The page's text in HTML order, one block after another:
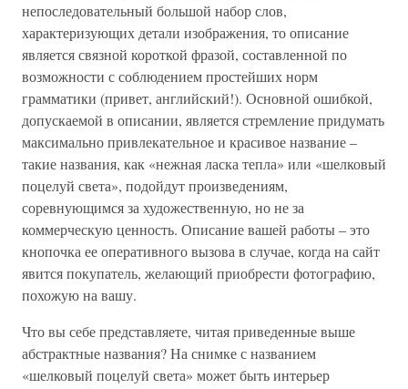
непоследовательный большой набор слов,
характеризующих детали изображения, то описание
является связной короткой фразой, составленной по
возможности с соблюдением простейших норм
грамматики (привет, английский!). Основной ошибкой,
допускаемой в описании, является стремление придумать
максимально привлекательное и красивое название –
такие названия, как «нежная ласка тепла» или «шелковый
поцелуй света», подойдут произведениям,
соревнующимся за художественную, но не за
коммерческую ценность. Описание вашей работы – это
кнопочка ее оперативного вызова в случае, когда на сайт
явится покупатель, желающий приобрести фотографию,
похожую на вашу.
Что вы себе представляете, читая приведенные выше
абстрактные названия? На снимке с названием
«шелковый поцелуй света» может быть интерьер